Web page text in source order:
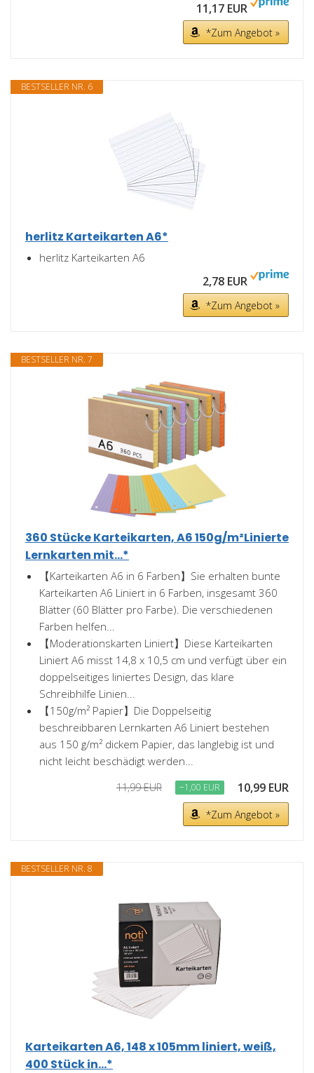
11,17 EUR
*Zum Angebot »
BESTSELLER NR. 6
herlitz Karteikarten A6*
herlitz Karteikarten A6
2,78 EUR
*Zum Angebot »
BESTSELLER NR. 7
360 Stücke Karteikarten, A6 150g/m²Linierte
Lernkarten mit...*
【Karteikarten A6 in 6 Farben】Sie erhalten bunte
Karteikarten A6 Liniert in 6 Farben, insgesamt 360
Blätter (60 Blätter pro Farbe). Die verschiedenen
Farben helfen...
【Moderationskarten Liniert】Diese Karteikarten
Liniert A6 misst 14,8 x 10,5 cm und verfügt über ein
doppelseitiges liniertes Design, das klare
Schreibhilfe Linien...
【150g/m² Papier】Die Doppelseitig
beschreibbaren Lernkarten A6 Liniert bestehen
aus 150 g/m² dickem Papier, das langlebig ist und
nicht leicht beschädigt werden...
11,99 EUR −1,00 EUR 10,99 EUR
*Zum Angebot »
BESTSELLER NR. 8
Karteikarten A6, 148 x 105mm liniert, weiß,
400 Stück in...*